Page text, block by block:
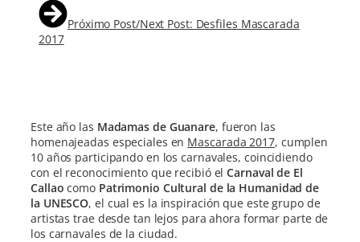
Próximo Post/Next Post: Desfiles Mascarada
2017
Este año las Madamas de Guanare, fueron las
homenajeadas especiales en Mascarada 2017, cumplen
10 años participando en los carnavales, coincidiendo
con el reconocimiento que recibió elCarnaval de El
Callao como Patrimonio Cultural de la Humanidad de
la UNESCO, el cual es la inspiración que este grupo de
artistas trae desde tan lejos para ahora formar parte de
los carnavales de la ciudad.